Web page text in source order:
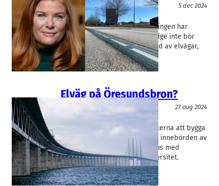
Miljöteknik
5 dec 2024
Elonroad
Karin Ebbinghaus
I en pinfärsk rapport till Regeringen har
Trafikverket slagit fast att Sverige inte bör
planera för en större utbyggnad av elvägar,
där fordon laddas medan…
Elväg på Öresundsbron?
27 aug 2024
Karin Ebbinghaus
Elonroad undersöker möjligheterna att bygga
elväg på Öresundsbron. Det är innebörden av
ny avsiktsförklaring tillsammans med
Öresundsbron och Lunds universitet.